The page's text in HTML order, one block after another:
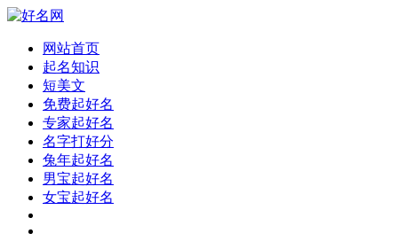
网站首页
起名知识
短美文
免费起好名
专家起好名
名字打好分
兔年起好名
男宝起好名
女宝起好名